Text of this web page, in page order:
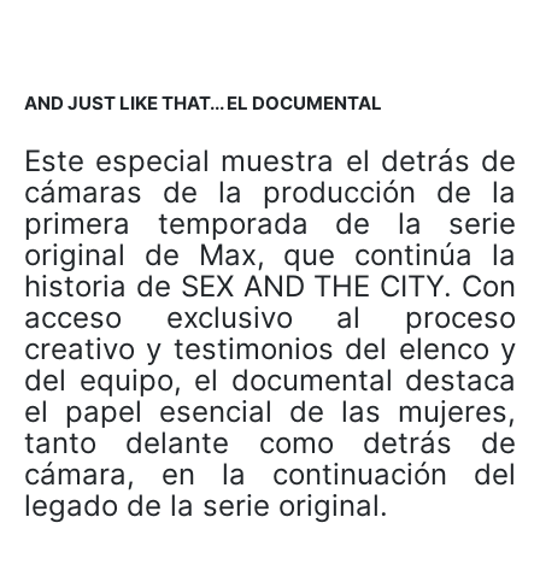
AND JUST LIKE THAT... EL DOCUMENTAL
Este especial muestra el detrás de
cámaras de la producción de la
primera temporada de la serie
original de Max, que continúa la
historia de SEX AND THE CITY. Con
acceso exclusivo al proceso
creativo y testimonios del elenco y
del equipo, el documental destaca
el papel esencial de las mujeres,
tanto delante como detrás de
cámara, en la continuación del
legado de la serie original.